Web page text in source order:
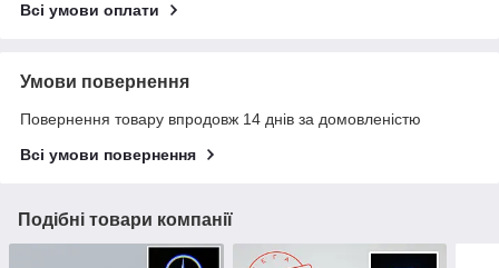
Всі умови оплати
Умови повернення
Повернення товару впродовж 14 днів за домовленістю
Всі умови повернення
Подібні товари компанії